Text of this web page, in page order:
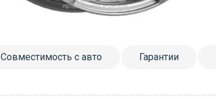
Совместимость с авто Гарантии